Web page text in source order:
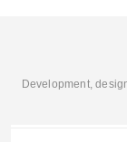
Development,